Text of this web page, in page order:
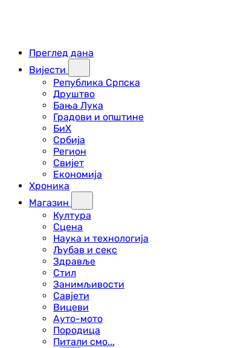
Преглед дана
Вијести
Република Српска
Друштво
Бања Лука
Градови и општине
БиХ
Србија
Регион
Свијет
Економија
Хроника
Магазин
Култура
Сцена
Наука и технологија
Љубав и секс
Здравље
Стил
Занимљивости
Савјети
Вицеви
Ауто-мото
Породица
Питали смо...